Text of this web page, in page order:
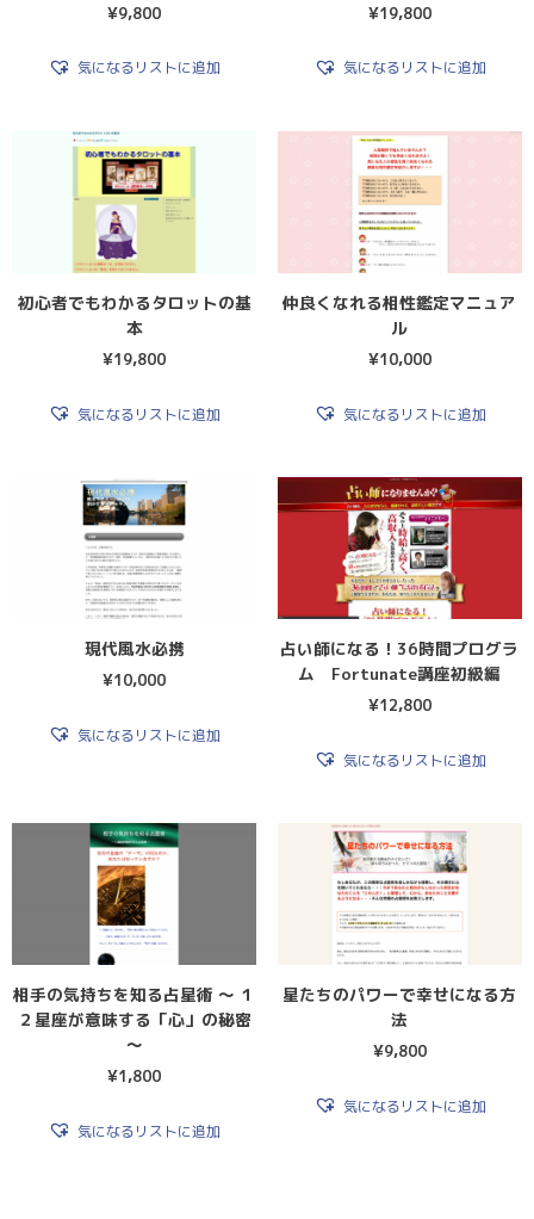
¥9,800
気になるリストに追加
¥19,800
気になるリストに追加
初心者でもわかるタロットの基
本
¥19,800
気になるリストに追加
仲良くなれる相性鑑定マニュア
ル
¥10,000
気になるリストに追加
現代風水必携
¥10,000
気になるリストに追加
占い師になる！36時間プログラ
ム Fortunate講座初級編
¥12,800
気になるリストに追加
相手の気持ちを知る占星術 〜 １
２星座が意味する「心」の秘密
〜
¥1,800
気になるリストに追加
星たちのパワーで幸せになる方
法
¥9,800
気になるリストに追加